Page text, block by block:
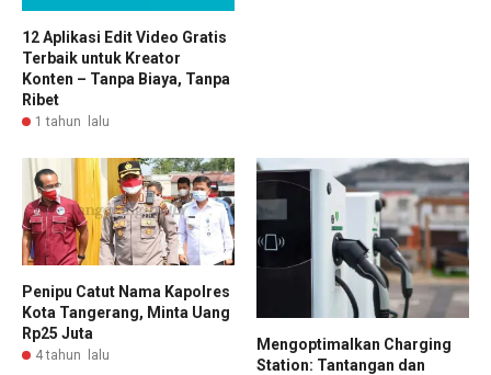
12 Aplikasi Edit Video Gratis
Terbaik untuk Kreator
Konten – Tanpa Biaya, Tanpa
Ribet
1 tahun lalu
Penipu Catut Nama Kapolres
Kota Tangerang, Minta Uang
Rp25 Juta
4 tahun lalu
Mengoptimalkan Charging
Station: Tantangan dan